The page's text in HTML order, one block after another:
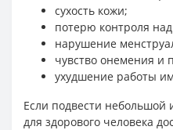
сухость кожи;
потерю контроля
нарушение
чувство онемения и
ухудшение работы
Если подвести небольшой
для здорового человека